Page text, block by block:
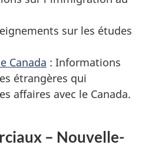
sur les études
Canada : Informations
étrangères qui
affaires avec le Canada.
– Nouvelle-